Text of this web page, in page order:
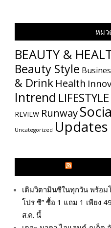
หม
BEAUTY &
Beauty Style
& Drink Health
Intrend LIFESTYLE
REVIEW Runway
Uncategorized Updates
เติมวิตามินซีในทุกวัน พร้อ
โปร ซี” ซื้อ 1 แถม 1 เพียง
ส.ค. นี้